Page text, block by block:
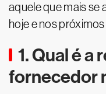
aquele que mais se
hoje e nos
1. Qual é a
fornecedor